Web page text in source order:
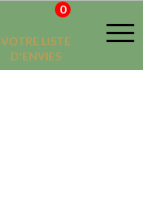
VOTRE LISTE
D'ENVIES
0